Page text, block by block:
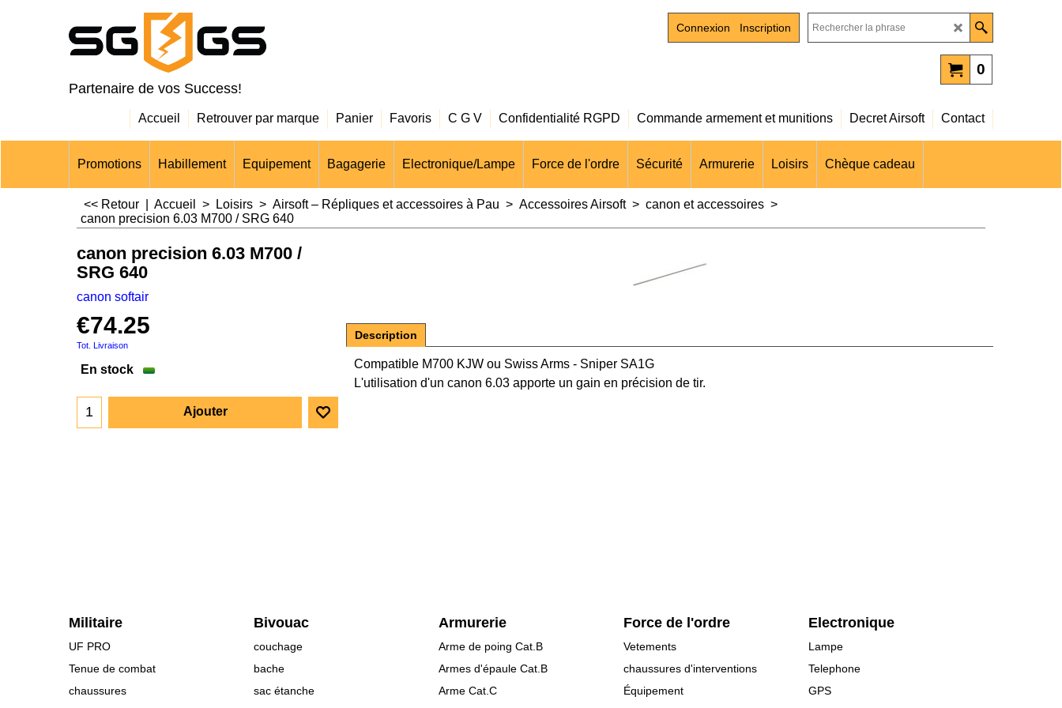
Partenaire de vos Success!
Connexion Inscription
0
Accueil Retrouver par marque Panier Favoris C G V Confidentialité RGPD Commande armement et munitions Decret Airsoft Contact
Promotions Habillement Equipement Bagagerie Electronique/Lampe Force de l'ordre Sécurité Armurerie Loisirs Chèque cadeau
<< Retour Accueil > Loisirs > Airsoft – Répliques et accessoires à Pau > Accessoires Airsoft> canon et accessoires >
canon precision 6.03 M700 / SRG 640
canon precision 6.03 M700 /
SRG 640
canon softair
€74.25
Tot. Livraison
En stock
Ajouter
Description
Compatible M700 KJW ou Swiss Arms - Sniper SA1G
L'utilisation d'un canon 6.03 apporte un gain en précision de tir.
Militaire
UF PRO
Tenue de combat
chaussures
Bivouac
couchage
bache
sac étanche
Armurerie
Arme de poing Cat.B
Armes d'épaule Cat.B
Arme Cat.C
Force de l'ordre
Vetements
chaussures d'interventions
Équipement
Electronique
Lampe
Telephone
GPS